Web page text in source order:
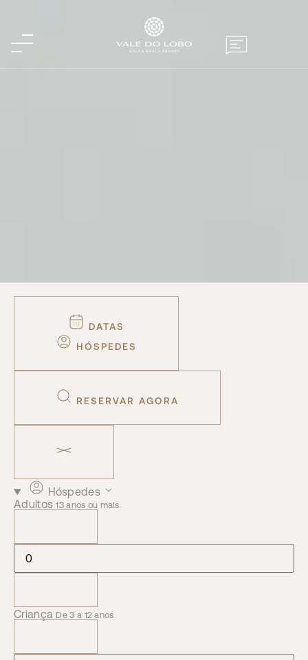
DATAS
HÓSPEDES
RESERVAR AGORA
Hóspedes
Adultos13 anos ou mais
Criança De 3 a 12 anos